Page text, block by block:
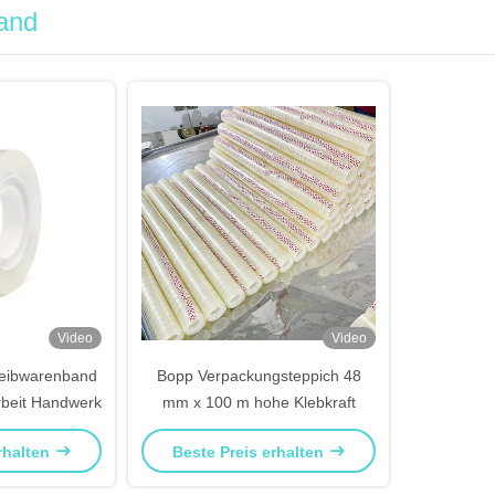
Video
Handwerk
Video
Bopp Verpackungsteppich 48
mm x 100 m hohe Klebkraft
Beste Preis erhalten